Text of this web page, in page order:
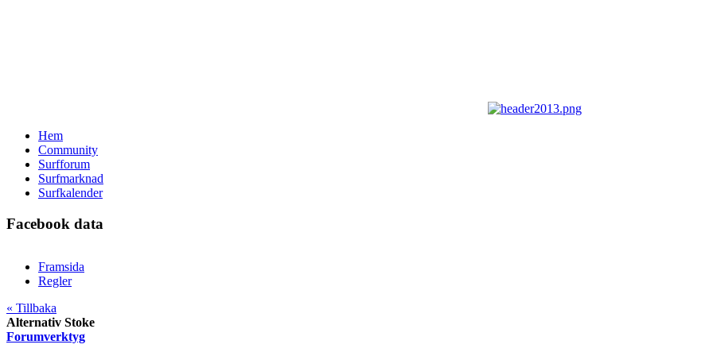
Hem
Community
Surfforum
Surfmarknad
Surfkalender
Facebook data
Framsida
Regler
« Tillbaka
Alternativ Stoke
Forumverktyg